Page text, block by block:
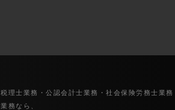
税理士業務・公認会計士業務・社会保険労務士業
業務なら、